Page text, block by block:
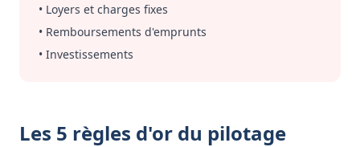
• Loyers et charges fixes
• Remboursements d'emprunts
• Investissements
Les 5 règles d'or du pilotage